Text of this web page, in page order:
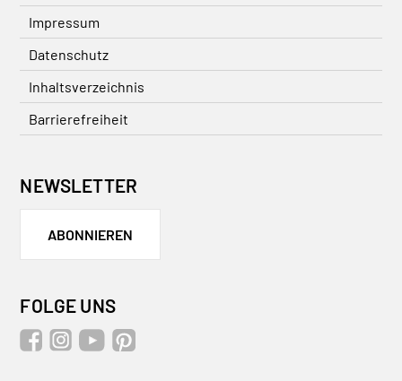
Impressum
Datenschutz
Inhaltsverzeichnis
Barrierefreiheit
NEWSLETTER
ABONNIEREN
FOLGE UNS